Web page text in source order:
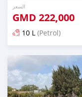
السعر
GMD 222,000
10 L (Petrol)
تم النشر منذ 4 أشهر مضت